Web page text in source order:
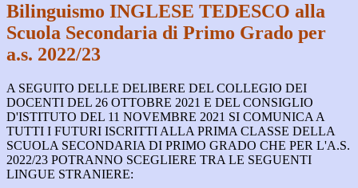
Bilinguismo INGLESE TEDESCO alla
Scuola Secondaria di Primo Grado per
a.s. 2022/23
A SEGUITO DELLE DELIBERE DEL COLLEGIO DEI
DOCENTI DEL 26 OTTOBRE 2021 E DEL CONSIGLIO
D'ISTITUTO DEL 11 NOVEMBRE 2021 SI COMUNICA A
TUTTI I FUTURI ISCRITTI ALLA PRIMA CLASSE DELLA
SCUOLA SECONDARIA DI PRIMO GRADO CHE PER L'A.S.
2022/23 POTRANNO SCEGLIERE TRA LE SEGUENTI
LINGUE STRANIERE: